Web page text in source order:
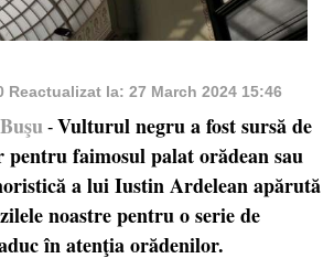
Reactualizat la: 27 March 2024 15:46
- Vulturul negru a fost sursă de
faimosul palat orădean sau
a lui Iustin Ardelean apărută
noastre pentru o serie de
în atenţia orădenilor.